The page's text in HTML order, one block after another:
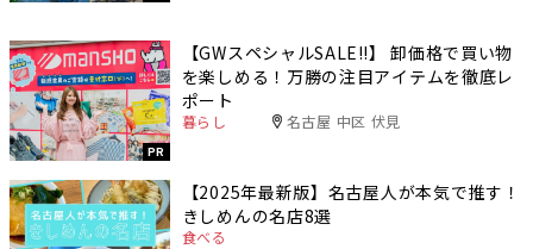
PR
【GWスペシャルSALE‼︎】 卸価格で買い物
を楽しめる！万勝の注目アイテムを徹底レ
ポート
暮らし 名古屋 中区 伏見
【2025年最新版】名古屋人が本気で推す！
きしめんの名店8選
食べる